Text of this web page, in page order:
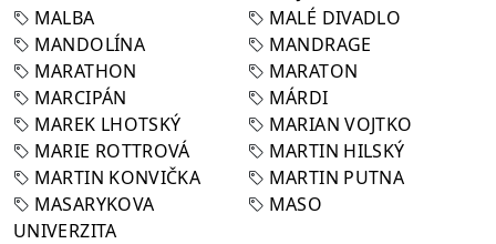
MALBA
MALÉ DIVADLO
MANDOLÍNA
MANDRAGE
MARATHON
MARATON
MARCIPÁN
MÁRDI
MAREK LHOTSKÝ
MARIAN VOJTKO
MARIE ROTTROVÁ
MARTIN HILSKÝ
MARTIN KONVIČKA
MARTIN PUTNA
MASARYKOVA
UNIVERZITA
MASO